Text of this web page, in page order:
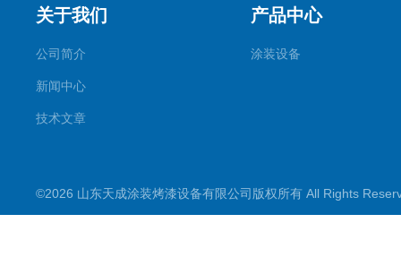
关于我们
公司简介
新闻中心
技术文章
产品中心
涂装设备
©2026 山东天成涂装烤漆设备有限公司版权所有 All Rights